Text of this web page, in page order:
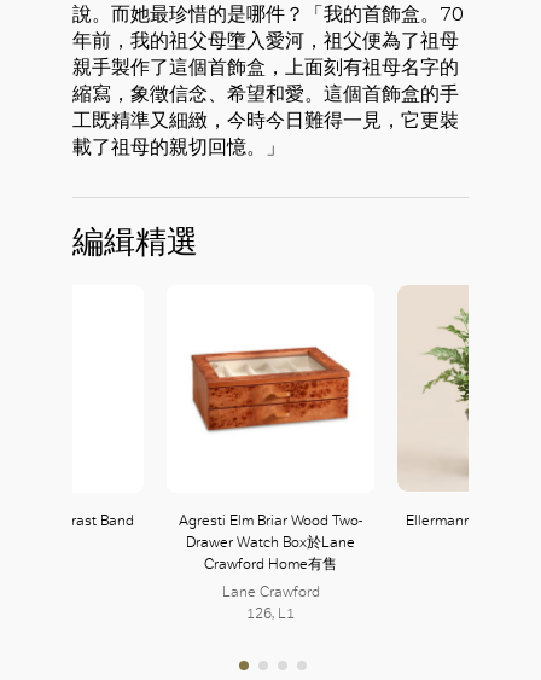
說。而她最珍惜的是哪件？「我的首飾盒。70
年前，我的祖父母墮入愛河，祖父便為了祖母
親手製作了這個首飾盒，上面刻有祖母名字的
縮寫，象徵信念、希望和愛。這個首飾盒的手
工既精準又細緻，今時今日難得一見，它更裝
載了祖母的親切回憶。」
編緝精選
with Contrast Band
Agresti Elm Briar Wood Two-
Drawer Watch Box於Lane
Crawford Home有售
Lane Crawford
126, L1
Ellermann Forest